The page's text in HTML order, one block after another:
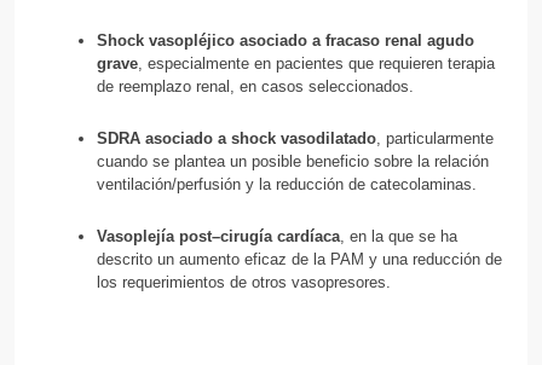
Shock vasopléjico asociado a fracaso renal agudo
grave, especialmente en pacientes que requieren terapia
de reemplazo renal, en casos seleccionados.
SDRA asociado a shock vasodilatado, particularmente
cuando se plantea un posible beneficio sobre la relación
ventilación/perfusión y la reducción de catecolaminas.
Vasoplejía post–cirugía cardíaca, en la que se ha
descrito un aumento eficaz de la PAM y una reducción de
los requerimientos de otros vasopresores.